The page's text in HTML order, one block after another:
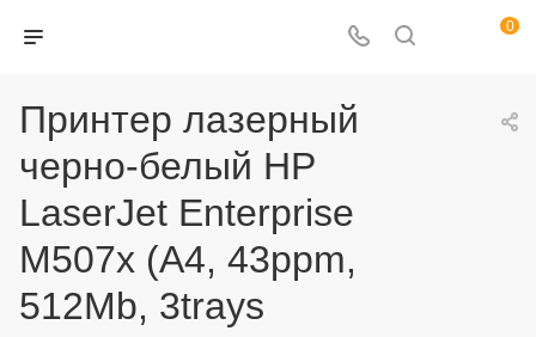
0
Принтер лазерный
черно-белый HP
LaserJet Enterprise
M507x (A4, 43ppm,
512Mb, 3trays